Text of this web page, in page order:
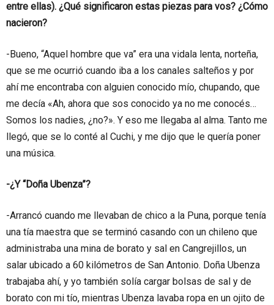
entre ellas). ¿Qué significaron estas piezas para vos? ¿Cómo
nacieron?
-Bueno, “Aquel hombre que va” era una vidala lenta, norteña,
que se me ocurrió cuando iba a los canales salteños y por
ahí me encontraba con alguien conocido mío, chupando, que
me decía «Ah, ahora que sos conocido ya no me conocés…
Somos los nadies, ¿no?». Y eso me llegaba al alma. Tanto me
llegó, que se lo conté al Cuchi, y me dijo que le quería poner
una música.
-¿Y “Doña Ubenza”?
-Arrancó cuando me llevaban de chico a la Puna, porque tenía
una tía maestra que se terminó casando con un chileno que
administraba una mina de borato y sal en Cangrejillos, un
salar ubicado a 60 kilómetros de San Antonio. Doña Ubenza
trabajaba ahí, y yo también solía cargar bolsas de sal y de
borato con mi tío, mientras Ubenza lavaba ropa en un ojito de